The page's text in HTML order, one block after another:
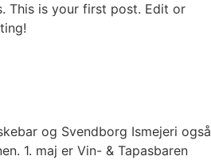
This is your first post. Edit or
og Svendborg Ismejeri også
1. maj er Vin- & Tapasbaren